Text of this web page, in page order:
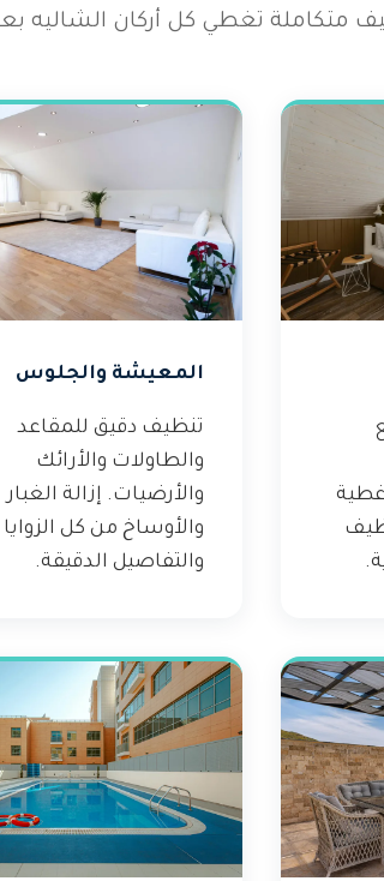
متكاملة تغطي كل أركان الشاليه
المعيشة والجلوس
تنظيف دقيق للمقاعد
والطاولات والأرائك
والأرضيات. إزالة الغبار
والأوساخ من كل الزوايا
والتفاصيل الدقيقة.